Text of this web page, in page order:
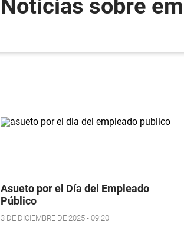
Noticias sobre
Asueto por el Día del Empleado
Público
3 DE DICIEMBRE DE 2025 - 09:20